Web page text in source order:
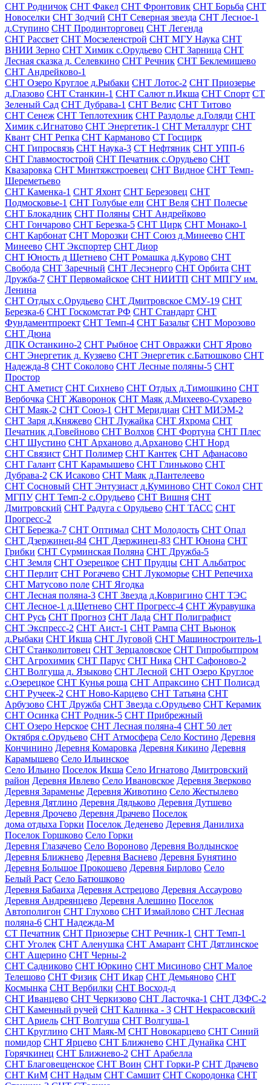
СНТ Родничок СНТ Факел СНТ Фронтовик СНТ Борьба СНТ
Новоселки СНТ Зодчий СНТ Северная звезда СНТ Лесное-1
д.Ступино СНТ Продинторговец СНТ Легенда
СНТ Рассвет СНТ Мосзеленстрой СНТ МГУ Наука СНТ
ВНИИ Зерно СНТ Химик с.Орудьево СНТ Зарница СНТ
Лесная сказка д. Селевкино СНТ Речник СНТ Беклемишево
СНТ Андрейково-1
СНТ Озеро Круглое д.Рыбаки СНТ Лотос-2 СНТ Приозерье
д.Глазово СНТ Станкин-1 СНТ Салют п.Икша СНТ Спорт СТ
Зеленый Сад СНТ Дубрава-1 СНТ Велис СНТ Титово
СНТ Сенеж СНТ Теплотехник СНТ Раздолье д.Голяди СНТ
Химик с.Игнатово СНТ Энергетик-1 СНТ Металлург СНТ
Квант СНТ Репка СНТ Карманово СТ Госцирк
СНТ Гипросвязь СНТ Наука-3 СТ Нефтяник СНТ УПП-6
СНТ Главмостострой СНТ Печатник с.Орудьево СНТ
Квазаровка СНТ Минтяжстроевец СНТ Видное СНТ Темп-
Шереметьево
СНТ Каменка-1 СНТ Яхонт СНТ Березовец СНТ
Подмосковье-1 СНТ Голубые ели СНТ Веля СНТ Полесье
СНТ Блокадник СНТ Поляны СНТ Андрейково
СНТ Гончарово СНТ Березка-5 СНТ Цирк СНТ Монако-1
СНТ Карбонат СНТ Морозки СНТ Союз д.Минеево СНТ
Минеево СНТ Экспортер СНТ Диор
СНТ Юность д Щетнево СНТ Ромашка д.Курово СНТ
Свобода СНТ Заречный СНТ Лесэнерго СНТ Орбита СНТ
Дружба-7 СНТ Первомайское СНТ НИИТП СНТ МПГУ им.
Ленина
СНТ Отдых с.Орудьево СНТ Дмитровское СМУ-19 СНТ
Березка-6 СНТ Госкомстат РФ СНТ Стандарт СНТ
Фундаментпроект СНТ Темп-4 СНТ Базальт СНТ Морозово
СНТ Дюна
ДПК Останкино-2 СНТ Рыбное СНТ Овражки СНТ Ярово
СНТ Энергетик д. Кузяево СНТ Энергетик с.Батюшково СНТ
Надежда-8 СНТ Соколово СНТ Лесные поляны-5 СНТ
Простор
СНТ Аметист СНТ Сихнево СНТ Отдых д.Тимошкино СНТ
Вербочка СНТ Жаворонок СНТ Маяк д.Михеево-Сухарево
СНТ Маяк-2 СНТ Союз-1 СНТ Меридиан СНТ МИЭМ-2
СНТ Заря д.Княжево СНТ Лужайка СНТ Яхрома СНТ
Печатник д.Говейново СНТ Волхов СНТ Фортуна СНТ Плес
СНТ Шустино СНТ Арханово д.Арханово СНТ Норд
СНТ Связист СНТ Полимер СНТ Кантек СНТ Афанасово
СНТ Галант СНТ Карамышево СНТ Глиньково СНТ
Дубрава-2 СК Исаково СНТ Маяк д.Пантелеево
СНТ Сосновый СНТ Энтузиаст д.Куминово СНТ Сокол СНТ
МГПУ СНТ Темп-2 с.Орудьево СНТ Вишня СНТ
Дмитровский СНТ Радуга с Орудьево СНТ ТАСС СНТ
Прогресс-2
СНТ Березка-7 СНТ Оптимал СНТ Молодость СНТ Опал
СНТ Дзержинец-84 СНТ Дзержинец-83 СНТ Юнона СНТ
Грибки СНТ Сурминская Поляна СНТ Дружба-5
СНТ Земля СНТ Озерецкое СНТ Прудцы СНТ Альбатрос
СНТ Перлит СНТ Рогачево СНТ Лукоморье СНТ Репечиха
СНТ Матусово поле СНТ Ягодка
СНТ Лесная поляна-3 СНТ Звезда д.Ковригино СНТ ТЭС
СНТ Лесное-1 д.Щетнево СНТ Прогресс-4 СНТ Журавушка
СНТ Русь СНТ Прогноз СНТ Лада СНТ Полиграфист
СНТ Экспресс-2 СНТ Аист-1 СНТ Рампа СНТ Вьюнок
д.Рыбаки СНТ Икша СНТ Луговой СНТ Машиностроитель-1
СНТ Станколитовец СНТ Зерцаловское СНТ Гипробытпром
СНТ Агрохимик СНТ Парус СНТ Ника СНТ Сафоново-2
СНТ Волгуша д. Языково СНТ Лесной СНТ Озеро Круглое
с.Озерецкое СНТ Кунья роща СНТ Апраксино СНТ Полисад
СНТ Ручеек-2 СНТ Ново-Карцево СНТ Татьяна СНТ
Арбузово СНТ Дружба СНТ Звезда с.Орудьево СНТ Керамик
СНТ Осинка СНТ Родник-5 СНТ Прибрежный
СНТ Озеро Нерское СНТ Лесная поляна-4 СНТ 50 лет
Октября с.Орудьево СНТ Атмосфера Село Костино Деревня
Кончинино Деревня Комаровка Деревня Кикино Деревня
Карамышево Село Ильинское
Село Ильино Поселок Икша Село Игнатово Дмитровский
район Деревня Ивлево Село Ивановское Деревня Зверково
Деревня Зараменье Деревня Животино Село Жестылево
Деревня Дятлино Деревня Дядьково Деревня Дутшево
Деревня Дрочево Деревня Драчево Поселок
дома отдыха Горки Поселок Деденево Деревня Данилиха
Поселок Горшково Село Горки
Деревня Глазачево Село Вороново Деревня Волдынское
Деревня Ближнево Деревня Васнево Деревня Бунятино
Деревня Большое Прокошево Деревня Бирлово Село
Белый Раст Село Батюшково
Деревня Бабаиха Деревня Астрецово Деревня Ассаурово
Деревня Андреянцево Деревня Алешино Поселок
Автополигон СНТ Глухово СНТ Измайлово СНТ Лесная
поляна-6 СНТ Надежда-М
СТ Печатник СНТ Приозерье СНТ Речник-1 СНТ Темп-1
СНТ Уголек СНТ Аленушка СНТ Амарант СНТ Дятлинское
СНТ Ащерино СНТ Черны-2
СНТ Садниково СНТ Юркино СНТ Мисиново СНТ Малое
Телешово СНТ Физик СНТ Икар СНТ Демьяново СНТ
Космынка СНТ Вербилки СНТ Восход-д
СНТ Иванцево СНТ Черкизово СНТ Ласточка-1 СНТ ДЗФС-2
СНТ Каменный ручей СНТ Калинка - 3 СНТ Некрасовский
СНТ Ариель СНТ Волгуша СНТ Волгуша-1
СНТ Круглино СНТ Маяк-М СНТ Новокарцево СНТ Синий
помидор СНТ Ярцево СНТ Ближнево СНТ Дунайка СНТ
Горячкинец СНТ Ближнево-2 СНТ Арабелла
СНТ Благовещенское СНТ Воин СНТ Горки-Р СНТ Драчево
СНТ КиМ СНТ Надым СНТ Самшит СНТ Скородонка СНТ